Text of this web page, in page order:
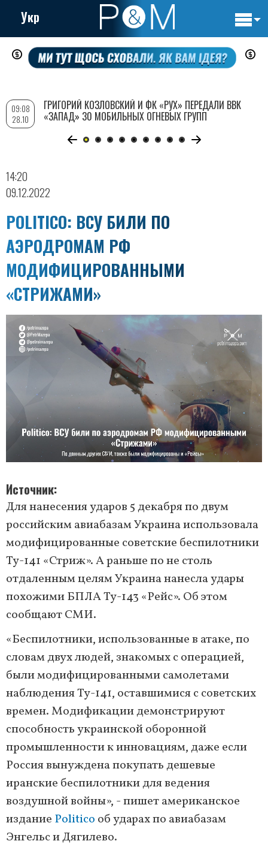
Перейти
содержанию
Укр
14:20
09.12.2022
POLITICO: ВСУ БИЛИ ПО
АЭРОДРОМАМ РФ
МОДИФИЦИРОВАННЫМИ
«СТРИЖАМИ»
Источник
Для нанесения ударов 5 декабря по двум
российским авиабазам Украина использовала
модифицированные советские беспилотники
Ту-141 «Стриж». А раньше по не столь
отдаленным целям Украина нанесла удары
похожими БПЛА Ту-143 «Рейс». Об этом
сообщают СМИ.
«Беспилотники, использованные в атаке, по
словам двух людей, знакомых с операцией,
были модифицированными самолетами
наблюдения Ту-141, оставшимися с советских
времен. Модификации демонстрируют
способность украинской оборонной
промышленности к инновациям, даже если
Россия вынуждена покупать дешевые
иранские беспилотники для ведения
воздушной войны», - пишет американское
издание Politico об ударах по авиабазам
Энгельс и Дягилево.
09:08
28.10
ГРИГОРИЙ КОЗЛОВСКИЙ И ФК «РУХ» ПЕРЕДАЛИ ВВК
«ЗАПАД» 30 МОБИЛЬНЫХ ОГНЕВЫХ ГРУПП